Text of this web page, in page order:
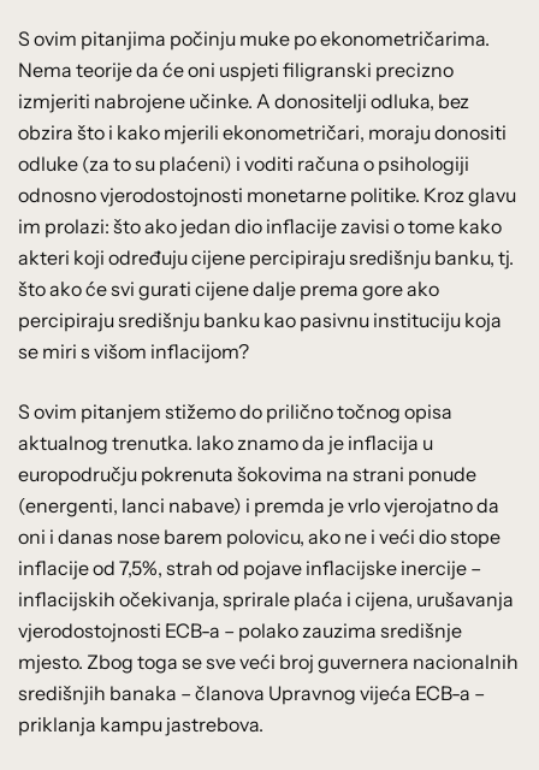
S ovim pitanjima počinju muke po ekonometričarima.
Nema teorije da će oni uspjeti filigranski precizno
izmjeriti nabrojene učinke. A donositelji odluka, bez
obzira što i kako mjerili ekonometričari, moraju donositi
odluke (za to su plaćeni) i voditi računa o psihologiji
odnosno vjerodostojnosti monetarne politike. Kroz glavu
im prolazi: što ako jedan dio inflacije zavisi o tome kako
akteri koji određuju cijene percipiraju središnju banku, tj.
što ako će svi gurati cijene dalje prema gore ako
percipiraju središnju banku kao pasivnu instituciju koja
se miri s višom inflacijom?
S ovim pitanjem stižemo do prilično točnog opisa
aktualnog trenutka. Iako znamo da je inflacija u
europodručju pokrenuta šokovima na strani ponude
(energenti, lanci nabave) i premda je vrlo vjerojatno da
oni i danas nose barem polovicu, ako ne i veći dio stope
inflacije od 7,5%, strah od pojave inflacijske inercije –
inflacijskih očekivanja, sprirale plaća i cijena, urušavanja
vjerodostojnosti ECB-a – polako zauzima središnje
mjesto. Zbog toga se sve veći broj guvernera nacionalnih
središnjih banaka – članova Upravnog vijeća ECB-a –
priklanja kampu jastrebova.